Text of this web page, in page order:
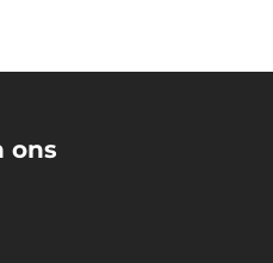
ons